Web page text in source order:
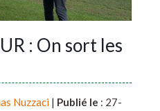
: On sort les
Nuzzaci | Publié le : 27-